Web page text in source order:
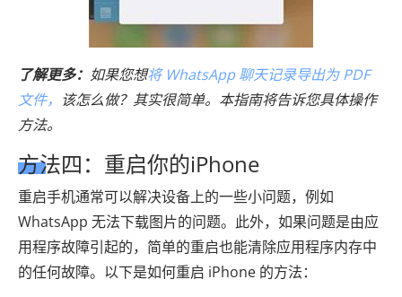
了解更多： 如果您想将 WhatsApp 聊天记录导出为 PDF
文件， 该怎么做？其实很简单。本指南将告诉您具体操作
方法。
方法四：重启你的iPhone
重启手机通常可以解决设备上的一些小问题，例如
WhatsApp 无法下载图片的问题。此外，如果问题是由应
用程序故障引起的，简单的重启也能清除应用程序内存中
的任何故障。以下是如何重启 iPhone 的方法：